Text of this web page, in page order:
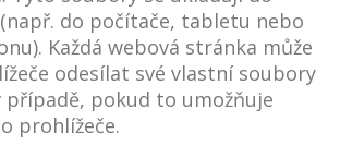
do počítače, tabletu nebo
Každá webová stránka může
odesílat své vlastní soubory
případě, pokud to umožňuje
prohlížeče.